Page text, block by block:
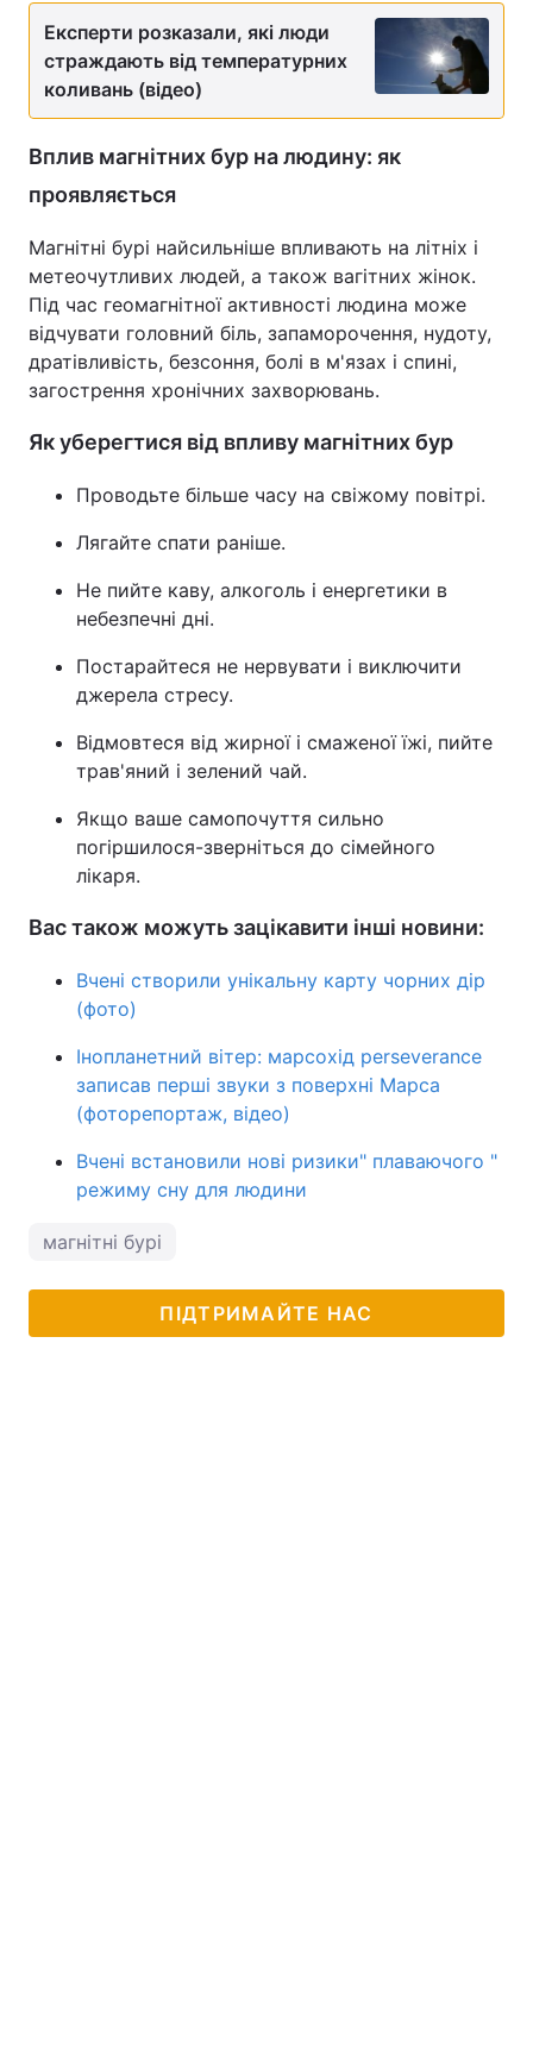
Експерти розказали, які люди
страждають від температурних
коливань (відео)
Вплив магнітних бур на людину: як
проявляється
Магнітні бурі найсильніше впливають на літніх і
метеочутливих людей, а також вагітних жінок.
Під час геомагнітної активності людина може
відчувати головний біль, запаморочення, нудоту,
дратівливість, безсоння, болі в м'язах і спині,
загострення хронічних захворювань.
Як уберегтися від впливу магнітних бур
Проводьте більше часу на свіжому повітрі.
Лягайте спати раніше.
Не пийте каву, алкоголь і енергетики в
небезпечні дні.
Постарайтеся не нервувати і виключити
джерела стресу.
Відмовтеся від жирної і смаженої їжі, пийте
трав'яний і зелений чай.
Якщо ваше самопочуття сильно
погіршилося-зверніться до сімейного
лікаря.
Вас також можуть зацікавити інші новини:
Вчені створили унікальну карту чорних дір
(фото)
Інопланетний вітер: марсохід perseverance
записав перші звуки з поверхні Марса
(фоторепортаж, відео)
Вчені встановили нові ризики" плаваючого "
режиму сну для людини
магнітні бурі
ПІДТРИМАЙТЕ НАС